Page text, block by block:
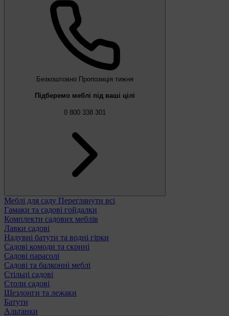
Безкоштовно Пропозиція тижня
Підберемо меблі під ваші цілі
0 800 338 301
Меблі для саду Переглянути всі
Гамаки та садові гойдалки
Комплекти садових меблів
Лавки садові
Надувні батути та водні гірки
Садові комоди та скрині
Садові парасолі
Садові та балконні меблі
Стільці садові
Столи садові
Шезлонги та лежаки
Батути
Альтанки